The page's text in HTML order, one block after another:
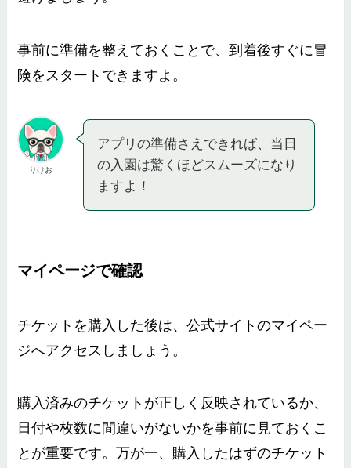
事前に準備を整えておくことで、到着後すぐに冒
険をスタートできますよ。
りけお
アプリの準備さえできれば、当日
の入園は驚くほどスムーズになり
ますよ！
マイページで確認
チケットを購入した後は、公式サイトのマイペー
ジへアクセスしましょう。
購入済みのチケットが正しく反映されているか、
日付や枚数に間違いがないかを事前に見ておくこ
とが重要です。万が一、購入したはずのチケット